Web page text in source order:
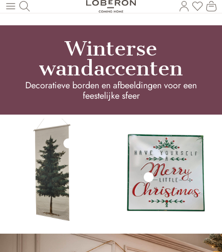
Naar de hoofdinhoud
U
Winterse
wandaccenten
Decoratieve borden en afbeeldingen voor een
feestelijke sfeer